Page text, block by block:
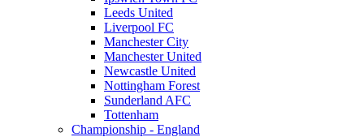
Leeds United
Liverpool FC
Manchester City
Manchester United
Newcastle United
Nottingham Forest
Sunderland AFC
Tottenham
Championship - England